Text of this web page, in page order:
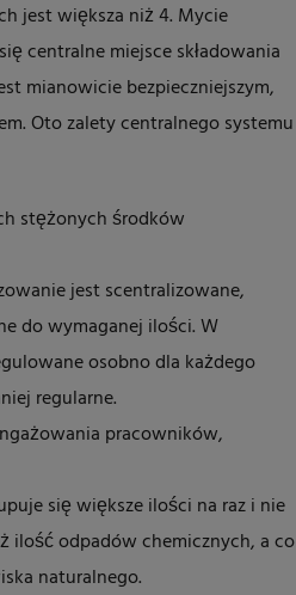
jest większa niż 4. Mycie
centralne miejsce składowania
mianowicie bezpieczniejszym,
Oto zalety centralnego systemu
stężonych środków
jest scentralizowane,
do wymaganej ilości. W
osobno dla każdego
regularne.
pracowników,
się większe ilości na raz i nie
ilość odpadów chemicznych, a co
naturalnego.